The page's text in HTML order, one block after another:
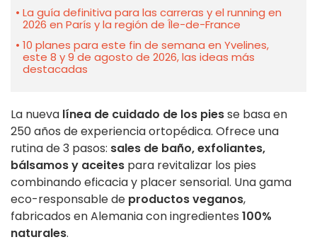
La guía definitiva para las carreras y el running en
2026 en París y la región de Île-de-France
10 planes para este fin de semana en Yvelines,
este 8 y 9 de agosto de 2026, las ideas más
destacadas
La nueva línea de cuidado de los piesse basa en
250 años de experiencia ortopédica. Ofrece una
rutina de 3 pasos: sales de baño, exfoliantes,
bálsamos y aceites para revitalizar los pies
combinando eficacia y placer sensorial. Una gama
eco-responsable de productos veganos,
fabricados en Alemania con ingredientes 100%
naturales.